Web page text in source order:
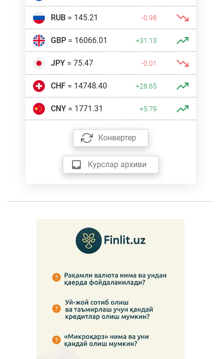
RUB= 145.21 -0.98
GBP= 16066.01 +31.13
JPY= 75.47 -0.01
CHF= 14748.40 +28.65
CNY= 1771.31 +5.79
Конвертер
Курслар архиви